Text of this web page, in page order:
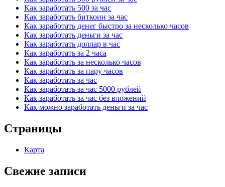
Как заработать 500 за час
Как заработать биткоин за час
Как заработать денег быстро за несколько часов
Как заработать деньги за час
Как заработать доллар в час
Как заработать за 2 часа
Как заработать за несколько часов
Как заработать за пару часов
Как заработать за час
Как заработать за час 5000 рублей
Как заработать за час без вложений
Как можно заработать деньги за час
Страницы
Карта
Свежие записи